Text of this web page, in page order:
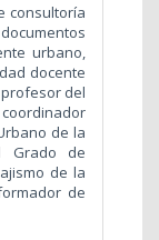
consultoría
urbano,
docente
profesor del
coordinador
de la
Grado de
de la
de